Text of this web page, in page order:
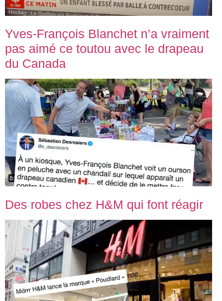
Yves-François Blanchet n’a vraiment
pas aimé ce toutou avec le drapeau
du Canada
Des robes chez H&M qui font réagir